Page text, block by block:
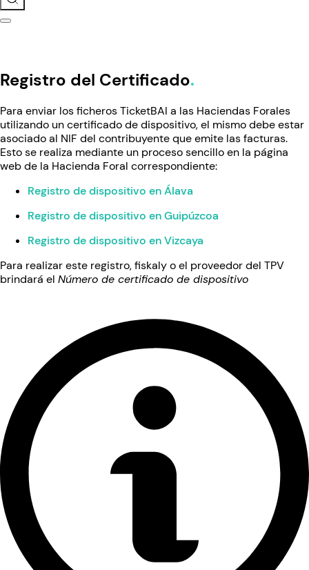
Registro del Certificado
Para enviar los ficheros TicketBAI a las Haciendas Forales
utilizando un certificado de dispositivo, el mismo debe estar
asociado al NIF del contribuyente que emite las facturas.
Esto se realiza mediante un proceso sencillo en la página
web de la Hacienda Foral correspondiente:
Registro de dispositivo en Álava
Registro de dispositivo en Guipúzcoa
Registro de dispositivo en Vizcaya
Para realizar este registro, fiskaly o el proveedor del TPV
brindará el Número de certificado de dispositivo